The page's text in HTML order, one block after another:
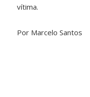
vítima.
Por Marcelo Santos